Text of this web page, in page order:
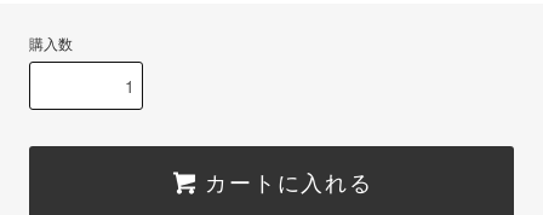
購入数
カートに入れる